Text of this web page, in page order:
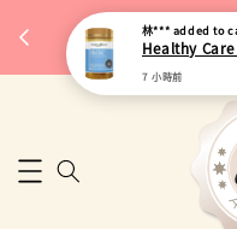
🎉 77購物節｜
林*** added to
Healthy Care
7 小時前